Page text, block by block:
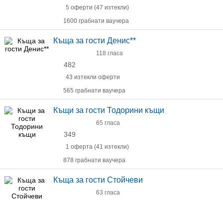
5 оферти (47 изтекли)
1600 грабнати ваучера
Къща за гости Денис**
118 гласа
482
43 изтекли оферти
565 грабнати ваучера
Къщи за гости Тодорини къщи
65 гласа
349
1 оферта (41 изтекли)
878 грабнати ваучера
Къща за гости Стойчеви
63 гласа